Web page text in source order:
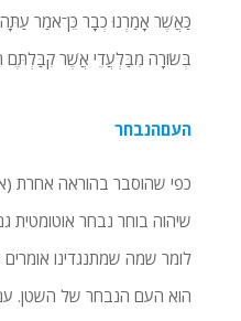
כַּאֲשֶׁר אָמַרְנוּ כְבָר כֵּן־אׂמַר
בְּשׂוֹרָה מִבַּלְעֲדֵי אֲשֶׁר קִבַּלְתֶּם
העםהנבחר
כפי שהוסבר בהוראה אחרת
שיהוה בוחר נבחר אוטומטית
לומר שמה שמתנגדינו אומרים
הוא העם הנבחר של השטן.